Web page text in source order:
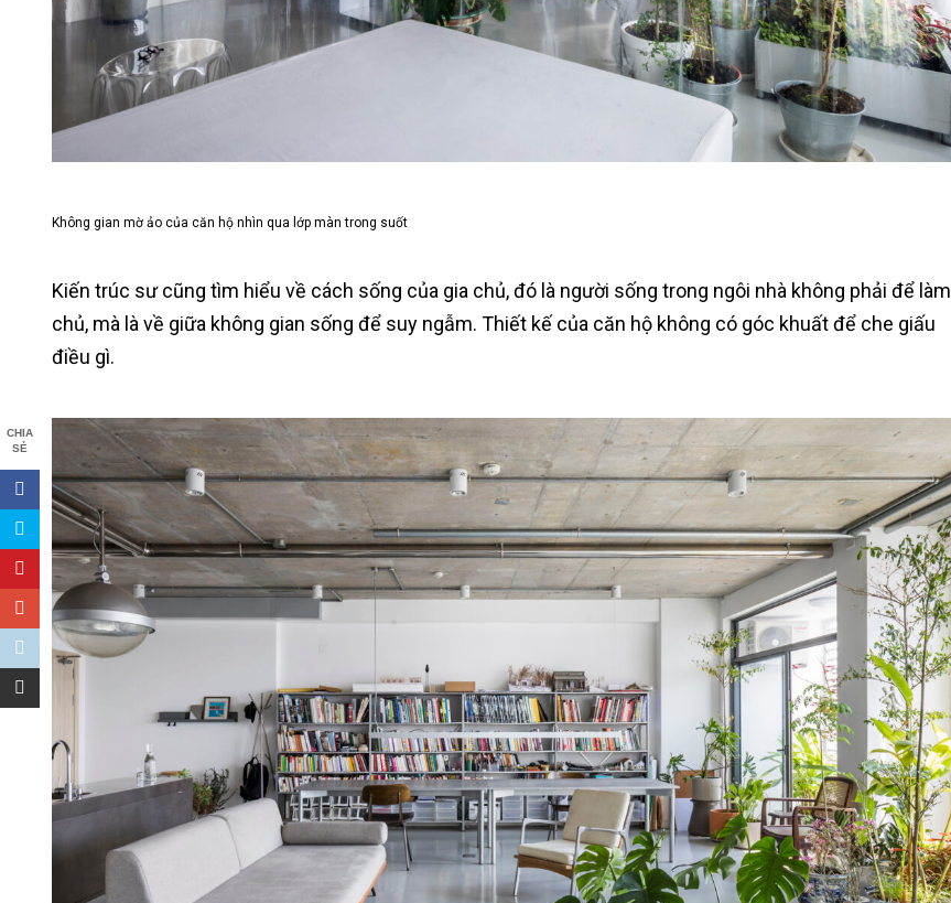
CHIA
SẺ
Không gian mờ ảo của căn hộ nhìn qua lớp màn trong suốt
Kiến trúc sư cũng tìm hiểu về cách sống của gia chủ, đó là người sống trong ngôi nhà không phải để làm
chủ, mà là về giữa không gian sống để suy ngẫm. Thiết kế của căn hộ không có góc khuất để che giấu
điều gì.